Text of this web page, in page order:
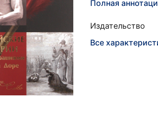
Полная
Издательство
Все